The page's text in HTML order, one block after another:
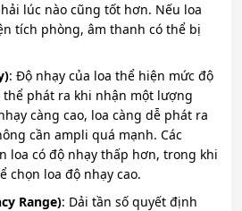
lúc nào cũng tốt hơn. Nếu loa
tích phòng, âm thanh có thể bị
: Độ nhạy của loa thể hiện mức độ
thể phát ra khi nhận một lượng
càng cao, loa càng dễ phát ra
cần ampli quá mạnh. Các
loa có độ nhạy thấp hơn, trong khi
chọn loa độ nhạy cao.
Range): Dải tần số quyết định